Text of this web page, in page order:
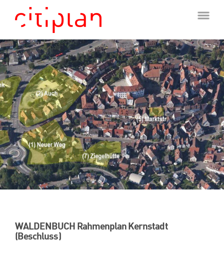
WALDENBUCH Rahmenplan Kernstadt
(Beschluss)